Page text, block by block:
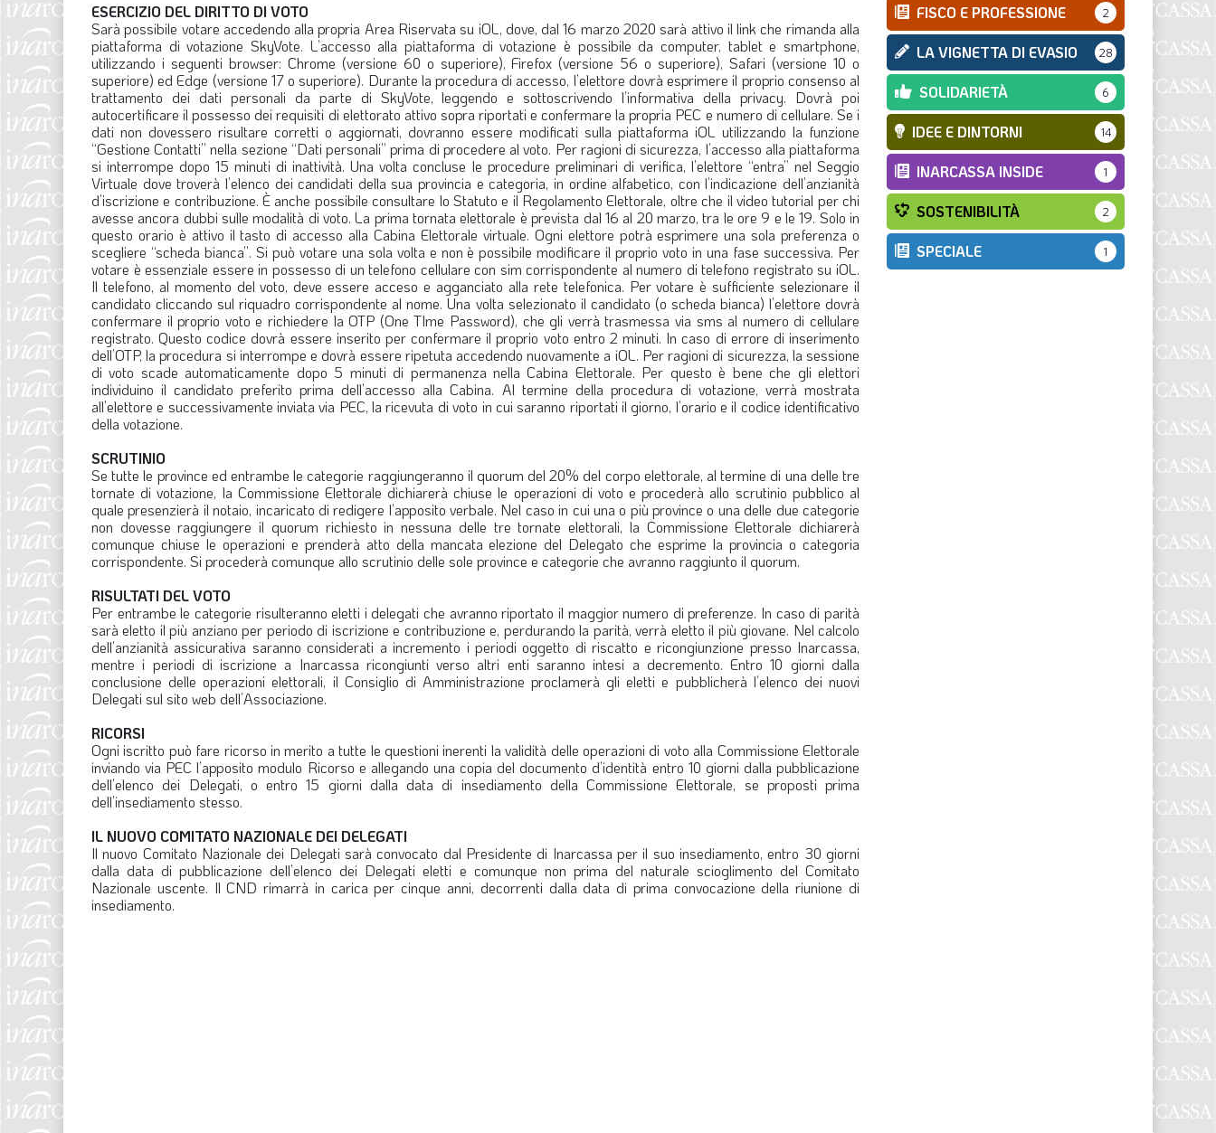
ESERCIZIO DEL DIRITTO DI VOTO
Sarà possibile votare accedendo alla propria Area Riservata su iOL, dove, dal 16 marzo 2020 sarà attivo il link che rimanda alla
piattaforma di votazione SkyVote. L’accesso alla piattaforma di votazione è possibile da computer, tablet e smartphone,
utilizzando i seguenti browser: Chrome (versione 60 o superiore), Firefox (versione 56 o superiore), Safari (versione 10 o
superiore) ed Edge (versione 17 o superiore). Durante la procedura di accesso, l’elettore dovrà esprimere il proprio consenso al
trattamento dei dati personali da parte di SkyVote, leggendo e sottoscrivendo l’informativa della privacy. Dovrà poi
autocertificare il possesso dei requisiti di elettorato attivo sopra riportati e confermare la propria PEC e numero di cellulare. Se i
dati non dovessero risultare corretti o aggiornati, dovranno essere modificati sulla piattaforma iOL utilizzando la funzione
“Gestione Contatti” nella sezione “Dati personali” prima di procedere al voto. Per ragioni di sicurezza, l’accesso alla piattaforma
si interrompe dopo 15 minuti di inattività. Una volta concluse le procedure preliminari di verifica, l’elettore “entra” nel Seggio
Virtuale dove troverà l’elenco dei candidati della sua provincia e categoria, in ordine alfabetico, con l’indicazione dell’anzianità
d’iscrizione e contribuzione. È anche possibile consultare lo Statuto e il Regolamento Elettorale, oltre che il video tutorial per chi
avesse ancora dubbi sulle modalità di voto. La prima tornata elettorale è prevista dal 16 al 20 marzo, tra le ore 9 e le 19. Solo in
questo orario è attivo il tasto di accesso alla Cabina Elettorale virtuale. Ogni elettore potrà esprimere una sola preferenza o
scegliere “scheda bianca”. Si può votare una sola volta e non è possibile modificare il proprio voto in una fase successiva. Per
votare è essenziale essere in possesso di un telefono cellulare con sim corrispondente al numero di telefono registrato su iOL.
Il telefono, al momento del voto, deve essere acceso e agganciato alla rete telefonica. Per votare è sufficiente selezionare il
candidato cliccando sul riquadro corrispondente al nome. Una volta selezionato il candidato (o scheda bianca) l’elettore dovrà
confermare il proprio voto e richiedere la OTP (One TIme Password), che gli verrà trasmessa via sms al numero di cellulare
registrato. Questo codice dovrà essere inserito per confermare il proprio voto entro 2 minuti. In caso di errore di inserimento
dell’OTP, la procedura si interrompe e dovrà essere ripetuta accedendo nuovamente a iOL. Per ragioni di sicurezza, la sessione
di voto scade automaticamente dopo 5 minuti di permanenza nella Cabina Elettorale. Per questo è bene che gli elettori
individuino il candidato preferito prima dell’accesso alla Cabina. Al termine della procedura di votazione, verrà mostrata
all’elettore e successivamente inviata via PEC, la ricevuta di voto in cui saranno riportati il giorno, l’orario e il codice identificativo
della votazione.
SCRUTINIO
Se tutte le province ed entrambe le categorie raggiungeranno il quorum del 20% del corpo elettorale, al termine di una delle tre
tornate di votazione, la Commissione Elettorale dichiarerà chiuse le operazioni di voto e procederà allo scrutinio pubblico al
quale presenzierà il notaio, incaricato di redigere l’apposito verbale. Nel caso in cui una o più province o una delle due categorie
non dovesse raggiungere il quorum richiesto in nessuna delle tre tornate elettorali, la Commissione Elettorale dichiarerà
comunque chiuse le operazioni e prenderà atto della mancata elezione del Delegato che esprime la provincia o categoria
corrispondente. Si procederà comunque allo scrutinio delle sole province e categorie che avranno raggiunto il quorum.
RISULTATI DEL VOTO
Per entrambe le categorie risulteranno eletti i delegati che avranno riportato il maggior numero di preferenze. In caso di parità
sarà eletto il più anziano per periodo di iscrizione e contribuzione e, perdurando la parità, verrà eletto il più giovane. Nel calcolo
dell’anzianità assicurativa saranno considerati a incremento i periodi oggetto di riscatto e ricongiunzione presso Inarcassa,
mentre i periodi di iscrizione a Inarcassa ricongiunti verso altri enti saranno intesi a decremento. Entro 10 giorni dalla
conclusione delle operazioni elettorali, il Consiglio di Amministrazione proclamerà gli eletti e pubblicherà l’elenco dei nuovi
Delegati sul sito web dell’Associazione.
RICORSI
Ogni iscritto può fare ricorso in merito a tutte le questioni inerenti la validità delle operazioni di voto alla Commissione Elettorale
inviando via PEC l’apposito modulo Ricorso e allegando una copia del documento d’identità entro 10 giorni dalla pubblicazione
dell’elenco dei Delegati, o entro 15 giorni dalla data di insediamento della Commissione Elettorale, se proposti prima
dell’insediamento stesso.
IL NUOVO COMITATO NAZIONALE DEI DELEGATI
Il nuovo Comitato Nazionale dei Delegati sarà convocato dal Presidente di Inarcassa per il suo insediamento, entro 30 giorni
dalla data di pubblicazione dell’elenco dei Delegati eletti e comunque non prima del naturale scioglimento del Comitato
Nazionale uscente. Il CND rimarrà in carica per cinque anni, decorrenti dalla data di prima convocazione della riunione di
insediamento.
FISCO E PROFESSIONE 2
LA VIGNETTA DI EVASIO 28
SOLIDARIETÀ 6
IDEE E DINTORNI 14
INARCASSA INSIDE 1
SOSTENIBILITÀ 2
SPECIALE 1